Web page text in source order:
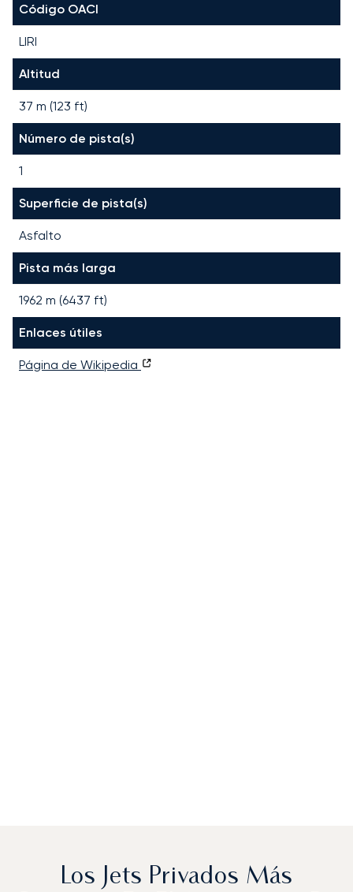
Código OACI
LIRI
Altitud
37 m (123 ft)
Número de pista(s)
1
Superficie de pista(s)
Asfalto
Pista más larga
1962 m (6437 ft)
Enlaces útiles
Página de Wikipedia
Los Jets Privados Más